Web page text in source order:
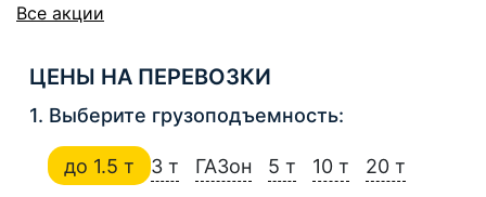
Все акции
ЦЕНЫ НА ПЕРЕВОЗКИ
1. Выберите грузоподъемность:
до 1.5 т 3 т ГАЗон 5 т 10 т
20 т